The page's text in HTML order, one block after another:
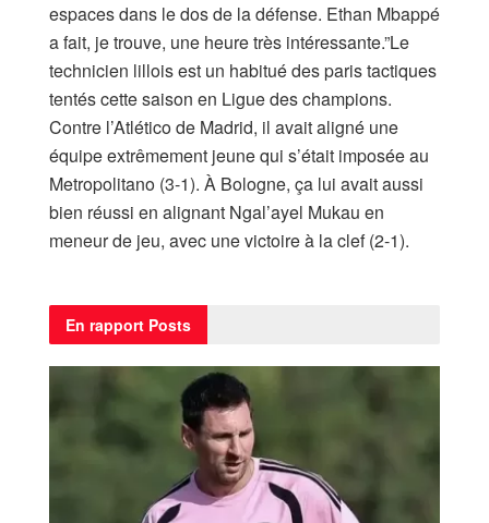
espaces dans le dos de la défense. Ethan Mbappé
a fait, je trouve, une heure très intéressante.”Le
technicien lillois est un habitué des paris tactiques
tentés cette saison en Ligue des champions.
Contre l’Atlético de Madrid, il avait aligné une
équipe extrêmement jeune qui s’était imposée au
Metropolitano (3-1). À Bologne, ça lui avait aussi
bien réussi en alignant Ngal’ayel Mukau en
meneur de jeu, avec une victoire à la clef (2-1).
En rapport Posts